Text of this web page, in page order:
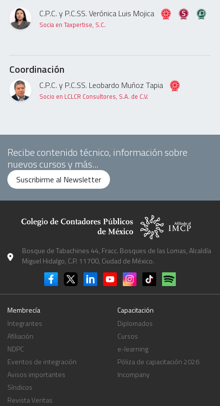
C.P.C. y P.C.SS. Verónica Luis Mojica
Socia en Taxpertise, S.C.
Coordinación
C.P.C. y P.C.SS. Leobardo Muñoz Tapia
Socio en LCLCR Consultores, S.A. de C.V.
Recibe contenido técnico, información sobre
nuevos cursos y más...
Suscribirme al Newsletter
Bosque de Tabachines 44, Fracc. Bosques de las Lomas, Alcaldía
Miguel Hidalgo, C.P. 11700, Ciudad de México.
Membrecía
Integrantes
Afiliación
NDPC
Eventos de integración
Avisos importantes
Síndicos
Revista Veritas
Capacitación
Diplomados
Cursos
e-learning
Póliza de capacitación 2026
Incompany